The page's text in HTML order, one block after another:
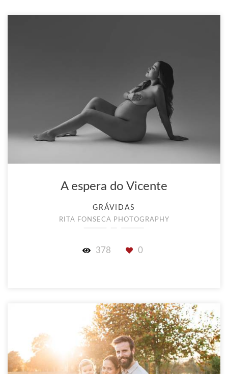
A espera do Vicente
GRÁVIDAS
RITA FONSECA PHOTOGRAPHY
378 0